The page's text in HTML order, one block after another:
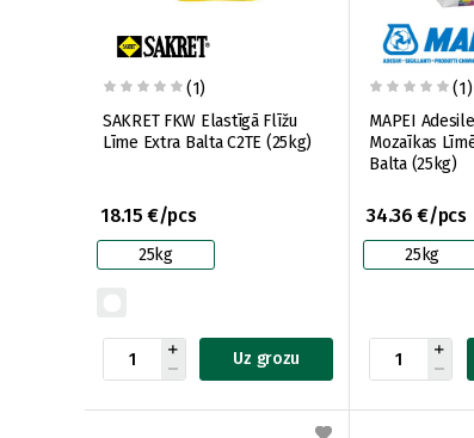
(1)
SAKRET FKW Elastīgā Flīžu
Līme Extra Balta C2TE (25kg)
18.15 €/pcs
25kg
Uz grozu
(1)
MAPEI
Mozaīkas
Balta (25kg)
34.36 €/pcs
25kg